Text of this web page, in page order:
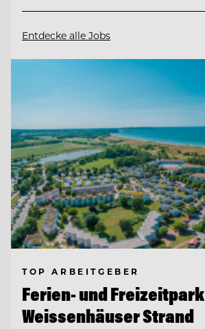
Entdecke alle Jobs
TOP ARBEITGEBER
Ferien- und Freizeitpark
Weissenhäuser Strand